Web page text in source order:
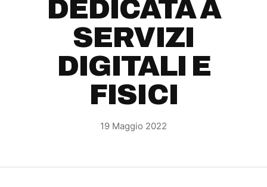
DEDICATA A
SERVIZI
DIGITALI E
FISICI
19 Maggio 2022